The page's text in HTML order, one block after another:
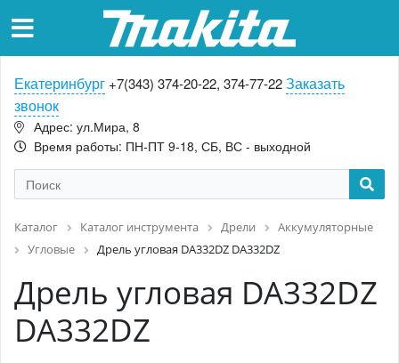
Екатеринбург +7(343) 374-20-22, 374-77-22Заказать
звонок
Адрес: ул.Мира, 8
Время работы: ПН-ПТ 9-18, СБ, ВС - выходной
Каталог Каталог инструмента Дрели
Аккумуляторные
Угловые
Дрель угловая DA332DZ DA332DZ
Дрель угловая DA332DZ
DA332DZ